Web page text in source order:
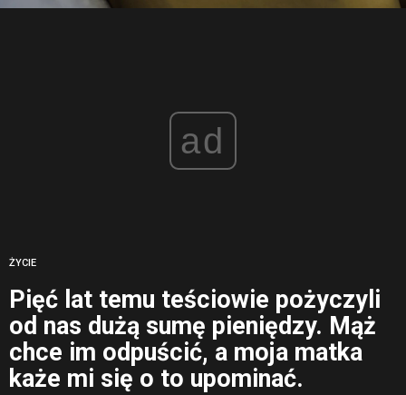
ad
ŻYCIE
Pięć lat temu teściowie pożyczyli
od nas dużą sumę pieniędzy. Mąż
chce im odpuścić, a moja matka
każe mi się o to upominać.